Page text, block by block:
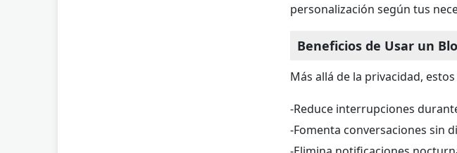
personalización según tus
Beneficios de Usar un
Más allá de la privacidad,
-Reduce interrupciones
-Fomenta conversaciones sin